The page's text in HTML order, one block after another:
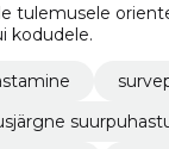
tulemusele
kodudele.